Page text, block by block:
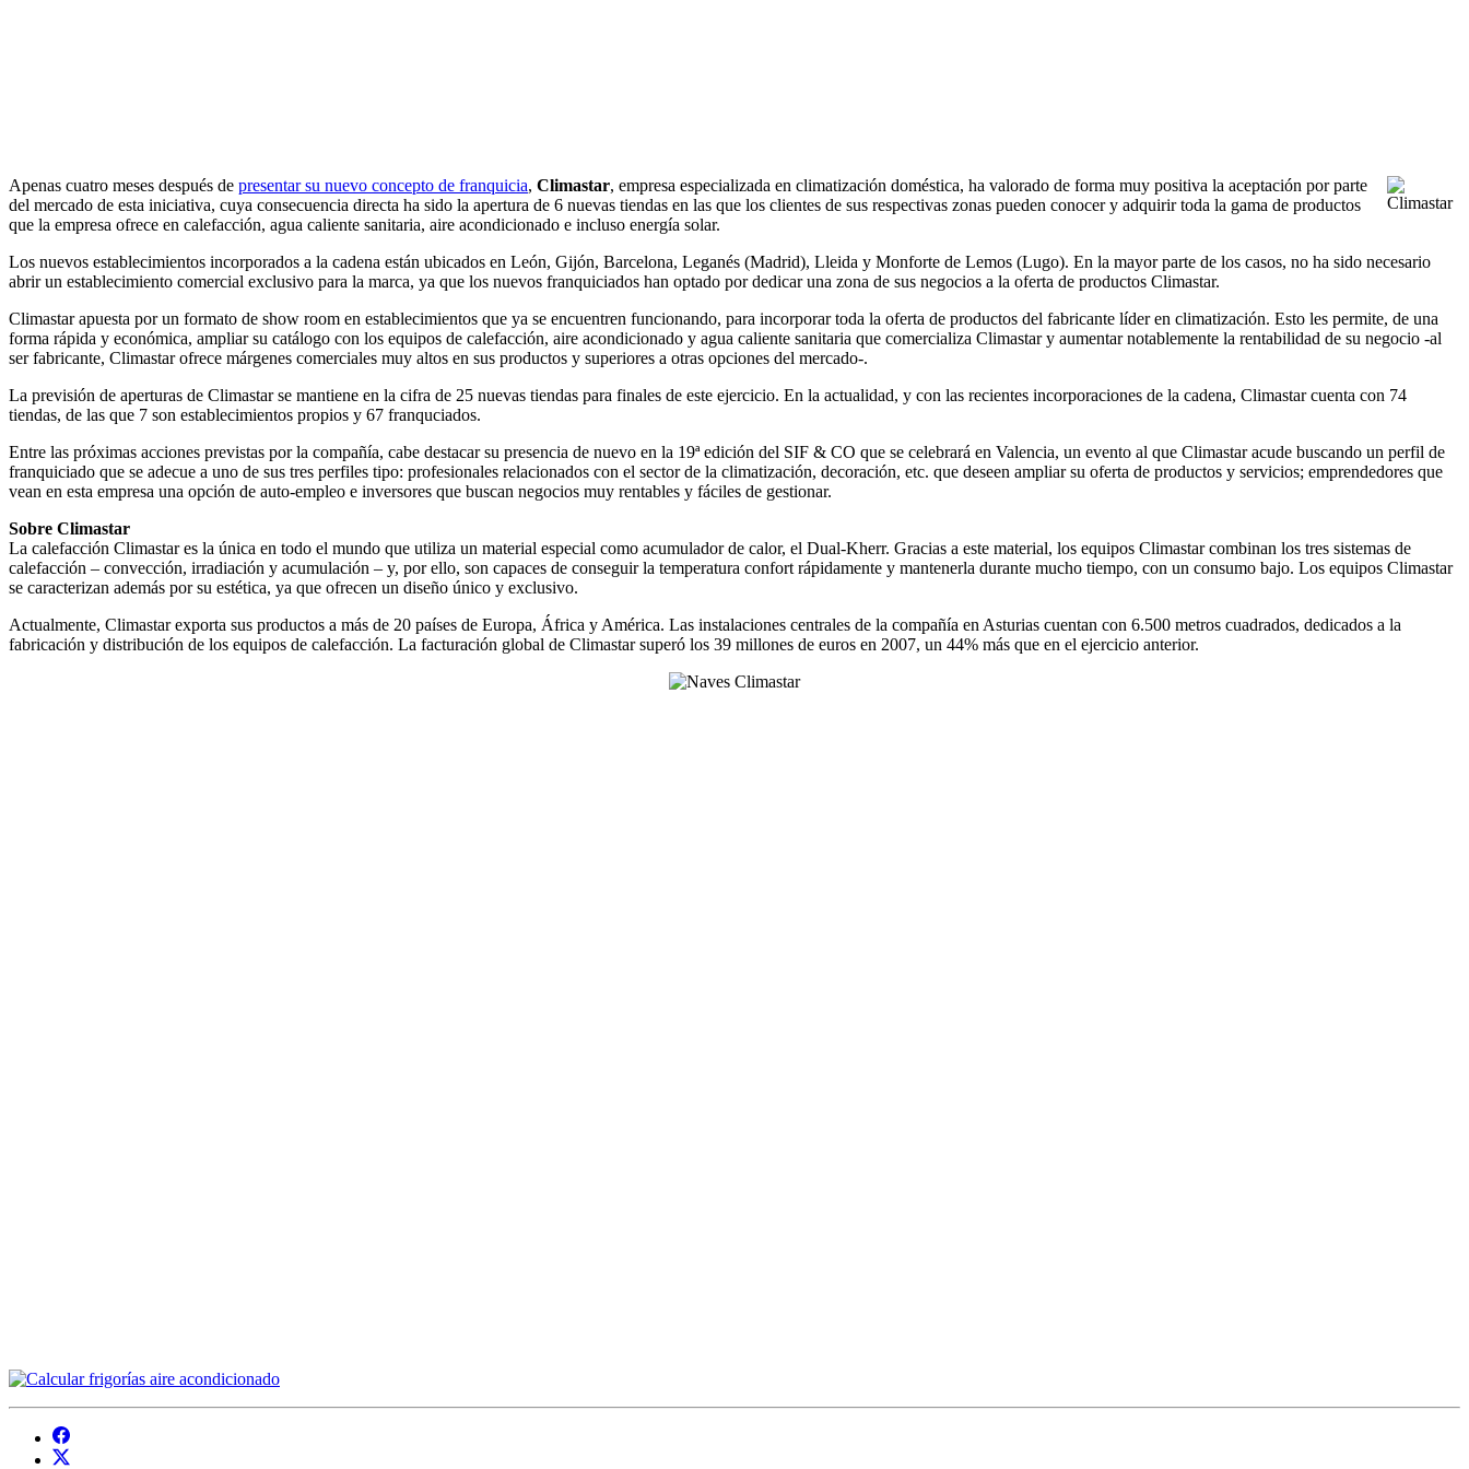
Apenas cuatro meses después de presentar su nuevo concepto de franquicia, Climastar, empresa especializada en climatización doméstica, ha valorado de forma muy positiva la aceptación por parte
del mercado de esta iniciativa, cuya consecuencia directa ha sido la apertura de 6 nuevas tiendas en las que los clientes de sus respectivas zonas pueden conocer y adquirir toda la gama de productos
que la empresa ofrece en calefacción, agua caliente sanitaria, aire acondicionado e incluso energía solar.
Los nuevos establecimientos incorporados a la cadena están ubicados en León, Gijón, Barcelona, Leganés (Madrid), Lleida y Monforte de Lemos (Lugo). En la mayor parte de los casos, no ha sido necesario
abrir un establecimiento comercial exclusivo para la marca, ya que los nuevos franquiciados han optado por dedicar una zona de sus negocios a la oferta de productos Climastar.
Climastar apuesta por un formato de show room en establecimientos que ya se encuentren funcionando, para incorporar toda la oferta de productos del fabricante líder en climatización. Esto les permite, de una
forma rápida y económica, ampliar su catálogo con los equipos de calefacción, aire acondicionado y agua caliente sanitaria que comercializa Climastar y aumentar notablemente la rentabilidad de su negocio -al
ser fabricante, Climastar ofrece márgenes comerciales muy altos en sus productos y superiores a otras opciones del mercado-.
La previsión de aperturas de Climastar se mantiene en la cifra de 25 nuevas tiendas para finales de este ejercicio. En la actualidad, y con las recientes incorporaciones de la cadena, Climastar cuenta con 74
tiendas, de las que 7 son establecimientos propios y 67 franquciados.
Entre las próximas acciones previstas por la compañía, cabe destacar su presencia de nuevo en la 19ª edición del SIF & CO que se celebrará en Valencia, un evento al que Climastar acude buscando un perfil de
franquiciado que se adecue a uno de sus tres perfiles tipo: profesionales relacionados con el sector de la climatización, decoración, etc. que deseen ampliar su oferta de productos y servicios; emprendedores que
vean en esta empresa una opción de auto-empleo e inversores que buscan negocios muy rentables y fáciles de gestionar.
Sobre Climastar
La calefacción Climastar es la única en todo el mundo que utiliza un material especial como acumulador de calor, el Dual-Kherr. Gracias a este material, los equipos Climastar combinan los tres sistemas de
calefacción – convección, irradiación y acumulación – y, por ello, son capaces de conseguir la temperatura confort rápidamente y mantenerla durante mucho tiempo, con un consumo bajo. Los equipos Climastar
se caracterizan además por su estética, ya que ofrecen un diseño único y exclusivo.
Actualmente, Climastar exporta sus productos a más de 20 países de Europa, África y América. Las instalaciones centrales de la compañía en Asturias cuentan con 6.500 metros cuadrados, dedicados a la
fabricación y distribución de los equipos de calefacción. La facturación global de Climastar superó los 39 millones de euros en 2007, un 44% más que en el ejercicio anterior.